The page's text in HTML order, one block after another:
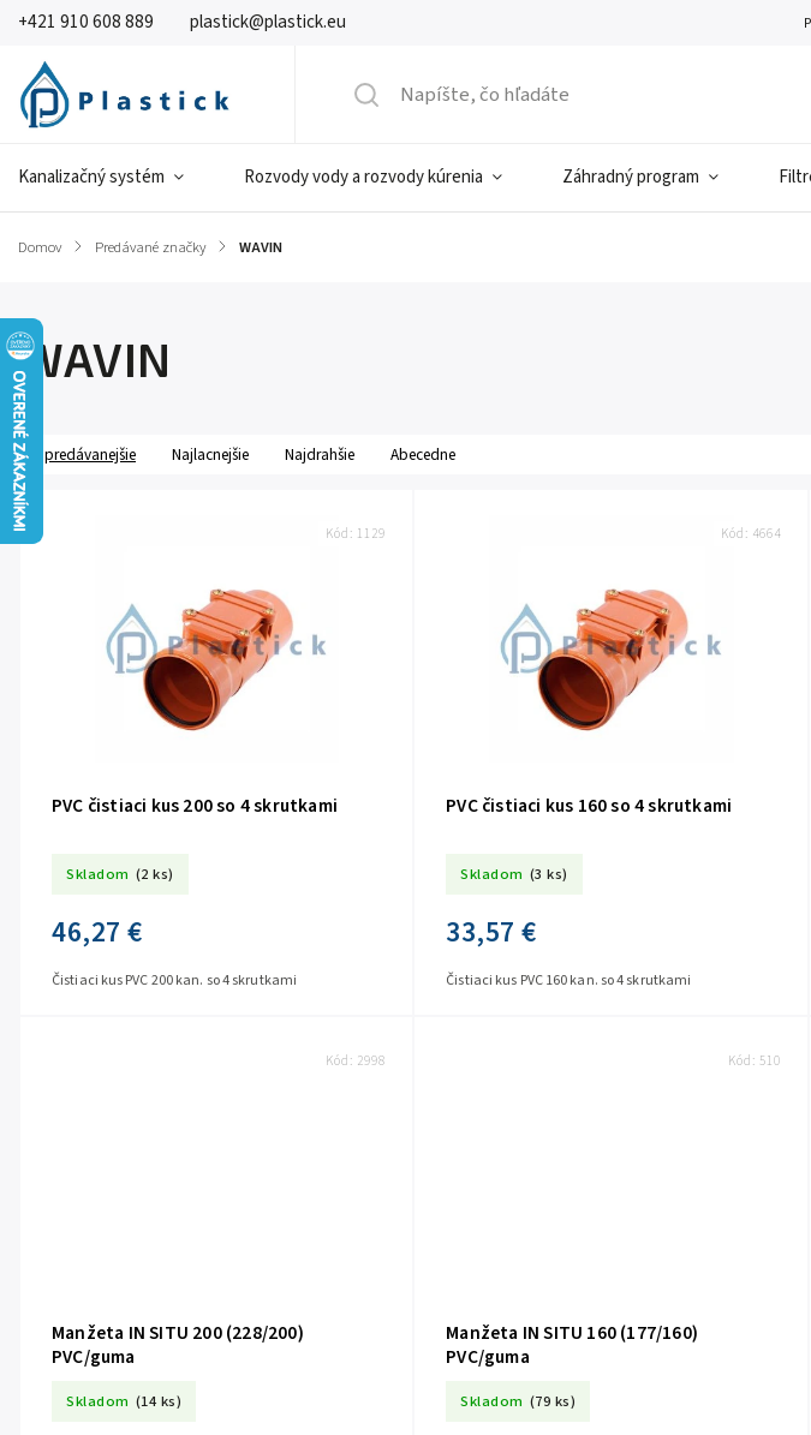
+421 910 608 889 plastick@plastick.eu
Kanalizačný systém Rozvody vody a rozvody kúrenia Záhradný program
Domov / Predávané značky / WAVIN
WAVIN
Najpredávanejšie Najlacnejšie Najdrahšie Abecedne
PVC čistiaci kus 200 so 4 skrutkami
Skladom (2 ks)
46,27 €
Čistiaci kus PVC 200 kan. so 4 skrutkami
Kód: 1129
PVC čistiaci kus 160 so 4 skrutkami
Skladom (3 ks)
33,57 €
Čistiaci kus PVC 160 kan. so 4 skrutkami
Kód: 4664
Manžeta IN SITU 200 (228/200)
PVC/guma
Skladom (14 ks)
Kód: 2998
Manžeta IN SITU 160 (177/160)
PVC/guma
Skladom (79 ks)
Kód: 510